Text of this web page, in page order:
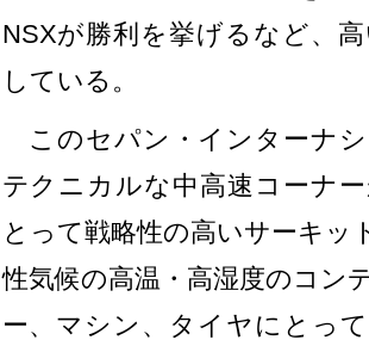
NSXが勝利を挙げるなど、
している。
このセパン・インターナ
テクニカルな中高速コーナ
とって戦略性の高いサーキッ
性気候の高温・高湿度のコン
ー、マシン、タイヤにとっ